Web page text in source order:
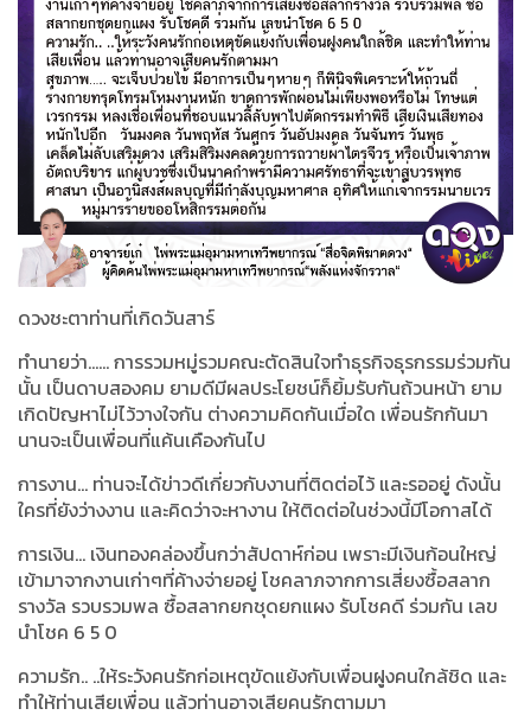
ดวงชะตาท่านที่เกิดวันสาร์
ทำนายว่า...... การรวมหมู่รวมคณะตัดสินใจทำธุรกิจธุรกรรมร่วมกัน
นั้น เป็นดาบสองคม ยามดีมีผลประโยชน์ก็ยิ้มรับกันถ้วนหน้า ยาม
เกิดปัญหาไม่ไว้วางใจกัน ต่างความคิดกันเมื่อใด เพื่อนรักกันมา
นานจะเป็นเพื่อนที่แค้นเคืองกันไป
การงาน… ท่านจะได้ข่าวดีเกี่ยวกับงานที่ติดต่อไว้ และรออยู่ ดังนั้น
ใครที่ยังว่างงาน และคิดว่าจะหางาน ให้ติดต่อในช่วงนี้มีโอกาสได้
การเงิน… เงินทองคล่องขึ้นกว่าสัปดาห์ก่อน เพราะมีเงินก้อนใหญ่
เข้ามาจากงานเก่าๆที่ค้างจ่ายอยู่ โชคลาภจากการเสี่ยงซื้อสลาก
รางวัล รวบรวมพล ซื้อสลากยกชุดยกแผง รับโชคดี ร่วมกัน เลข
นำโชค 6 5 0
ความรัก.. ..ให้ระวังคนรักก่อเหตุขัดแย้งกับเพื่อนฝูงคนใกล้ชิด และ
ทำให้ท่านเสียเพื่อน แล้วท่านอาจเสียคนรักตามมา